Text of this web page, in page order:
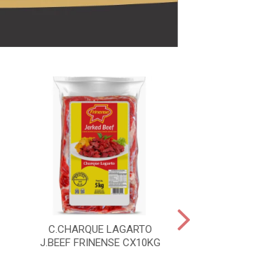
C.CHARQUE LAGARTO
J.BEEF FRINENSE CX10KG